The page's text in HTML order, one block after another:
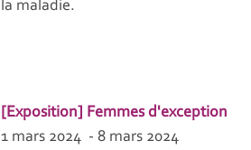
la maladie.
[Exposition] Femmes d'exception
1 mars 2024 - 8 mars 2024